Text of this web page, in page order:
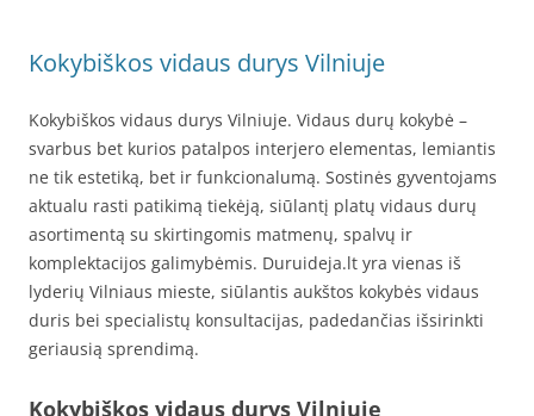
Kokybiškos vidaus durys Vilniuje
Kokybiškos vidaus durys Vilniuje. Vidaus durų kokybė –
svarbus bet kurios patalpos interjero elementas, lemiantis
ne tik estetiką, bet ir funkcionalumą. Sostinės gyventojams
aktualu rasti patikimą tiekėją, siūlantį platų vidaus durų
asortimentą su skirtingomis matmenų, spalvų ir
komplektacijos galimybėmis. Duruideja.lt yra vienas iš
lyderių Vilniaus mieste, siūlantis aukštos kokybės vidaus
duris bei specialistų konsultacijas, padedančias išsirinkti
geriausią sprendimą.
Kokybiškos vidaus durys Vilniuje